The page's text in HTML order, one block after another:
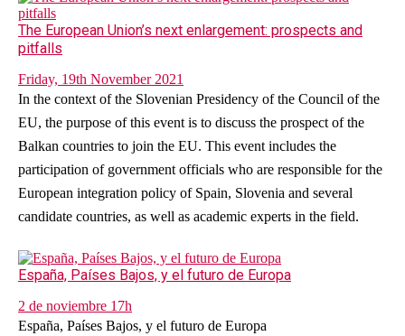
The European Union’s next enlargement: prospects and
pitfalls
Friday, 19th November 2021
In the context of the Slovenian Presidency of the Council of the
EU, the purpose of this event is to discuss the prospect of the
Balkan countries to join the EU. This event includes the
participation of government officials who are responsible for the
European integration policy of Spain, Slovenia and several
candidate countries, as well as academic experts in the field.
España, Países Bajos, y el futuro de Europa
2 de noviembre 17h
España, Países Bajos, y el futuro de Europa